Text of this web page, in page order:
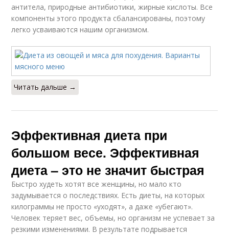
антитела, природные антибиотики, жирные кислоты. Все
компоненты этого продукта сбалансированы, поэтому
легко усваиваются нашим организмом.
Читать дальше →
Эффективная диета при
большом весе. Эффективная
диета – это не значит быстрая
Быстро худеть хотят все женщины, но мало кто
задумывается о последствиях. Есть диеты, на которых
килограммы не просто «уходят», а даже «убегают».
Человек теряет вес, объемы, но организм не успевает за
резкими изменениями. В результате подрывается